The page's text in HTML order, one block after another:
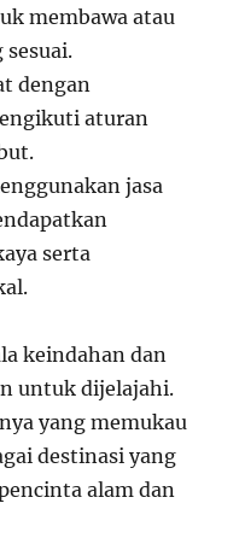
membawa atau
sesuai.
dengan
aturan
jasa
serta
keindahan dan
untuk dijelajahi.
yang memukau
destinasi yang
alam dan